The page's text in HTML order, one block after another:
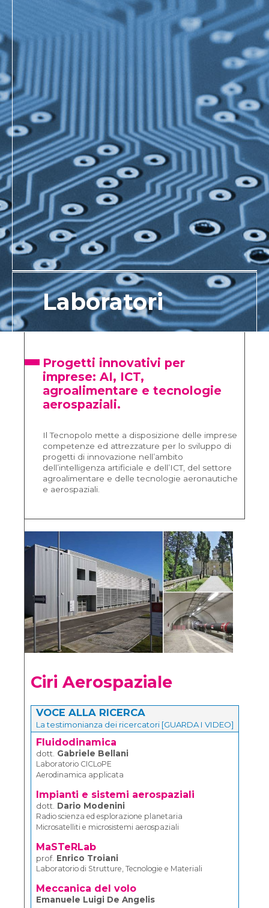
Laboratori
Progetti innovativi per
imprese: AI, ICT,
agroalimentare e tecnologie
aerospaziali.
Il Tecnopolo mette a disposizione delle imprese
competenze ed attrezzature per lo sviluppo di
progetti di innovazione nell’ambito
dell’intelligenza artificiale e dell’ICT, del settore
agroalimentare e delle tecnologie aeronautiche
e aerospaziali.
Ciri Aerospaziale
VOCE ALLA RICERCA
La testimonianza dei ricercatori [GUARDA I VIDEO]
Fluidodinamica
dott. Gabriele Bellani
Laboratorio CICLoPE
Aerodinamica applicata
Impianti e sistemi aerospaziali
dott. Dario Modenini
Radio scienza ed esplorazione planetaria
Microsatelliti e microsistemi aerospaziali
MaSTeRLab
prof. Enrico Troiani
Laboratorio di Strutture, Tecnologie e Materiali
Meccanica del volo
Emanuele Luigi De Angelis